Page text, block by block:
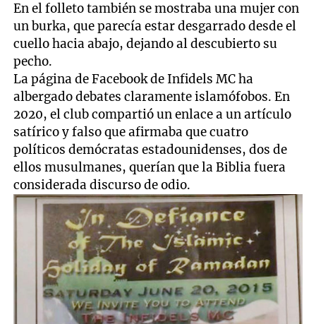
En el folleto también se mostraba una mujer con
un burka, que parecía estar desgarrado desde el
cuello hacia abajo, dejando al descubierto su
pecho.
La página de Facebook de Infidels MC ha
albergado debates claramente islamófobos. En
2020, el club compartió un enlace a un artículo
satírico y falso que afirmaba que cuatro
políticos demócratas estadounidenses, dos de
ellos musulmanes, querían que la Biblia fuera
considerada discurso de odio.